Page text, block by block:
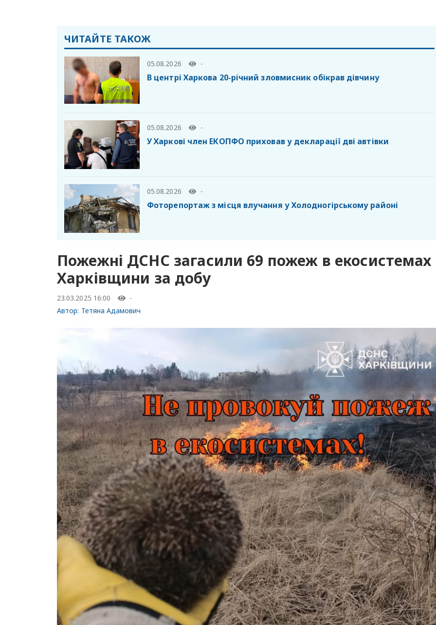
ЧИТАЙТЕ ТАКОЖ
05.08.2026 -
В центрі Харкова 20-річний зловмисник обікрав дівчину
05.08.2026 -
У Харкові член ЕКОПФО приховав у декларації дві автівки
05.08.2026 -
Фоторепортаж з місця влучання у Холодногірському районі
Пожежні ДСНС загасили 69 пожеж в екосистемах
Харківщини за добу
23.03.2025 16:00
-
Автор: Тетяна Адамович